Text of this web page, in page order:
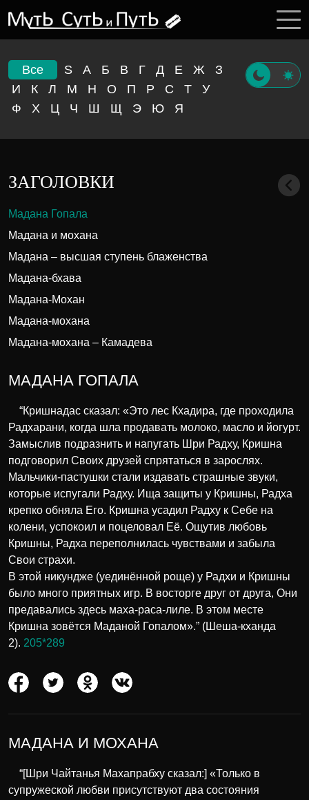
Все S А Б В Г Д Е Ж
З
И
К Л М Н О П Р С Т
У
Ф
Х Ц Ч Ш Щ Э Ю Я
ЗАГОЛОВКИ
Мадана Гопала
Мадана и мохана
Мадана – высшая ступень блаженства
Мадана-бхава
Мадана-Мохан
Мадана-мохана
Мадана-мохана – Камадева
МАДАНА ГОПАЛА
“Кришнадас сказал: «Это лес Кхадира, где проходила
Радхарани, когда шла продавать молоко, масло и йогурт.
Замыслив подразнить и напугать Шри Радху, Кришна
подговорил Своих друзей спрятаться в зарослях.
Мальчики-пастушки стали издавать страшные звуки,
которые испугали Радху. Ища защиты у Кришны, Радха
крепко обняла Его. Кришна усадил Радху к Себе на
колени, успокоил и поцеловал Её. Ощутив любовь
Кришны, Радха переполнилась чувствами и забыла
Свои страхи.
В этой никундже (уединённой роще) у Радхи и Кришны
было много приятных игр. В восторге друг от друга, Они
предавались здесь маха-раса-лиле. В этом месте
Кришна зовётся Маданой Гопалом».” (Шеша-кханда
2). 205*289
МАДАНА И МОХАНА
“[Шри Чайтанья Махапрабху сказал:] «Только в
супружеской любви присутствуют два состояния